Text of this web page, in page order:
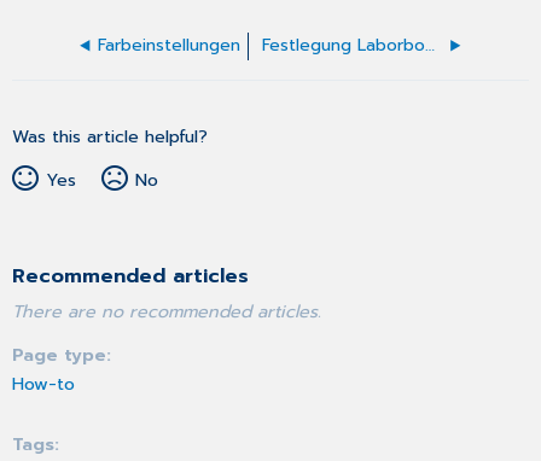
Farbeinstellungen Festlegung Laborbogen
Was this article helpful?
Yes
No
Recommended articles
There are no recommended articles.
Page type
How-to
Tags